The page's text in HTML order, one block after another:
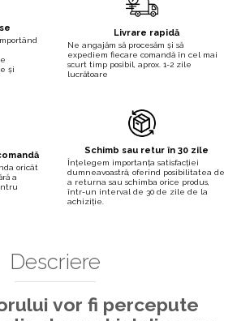
și
Livrare rapidă
Ne angajăm să procesăm și să
expediem fiecare comandă în cel mai
scurt timp posibil, aprox. 1-2 zile
lucrătoare
oricât
a
Schimb sau retur în 30 zile
Înțelegem importanța satisfacției
dumneavoastră, oferind posibilitatea de
a returna sau schimba orice produs,
într-un interval de 30 de zile de la
achiziție.
Descriere
vor fi percepute